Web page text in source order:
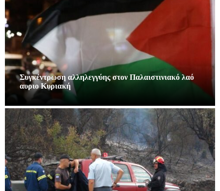
Συγκέντρωση αλληλεγγύης στον Παλαιστινιακό λαό
αυριο Κυριακή